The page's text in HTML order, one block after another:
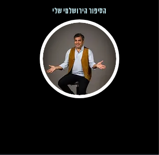
הסיפור הירושלמי שלי